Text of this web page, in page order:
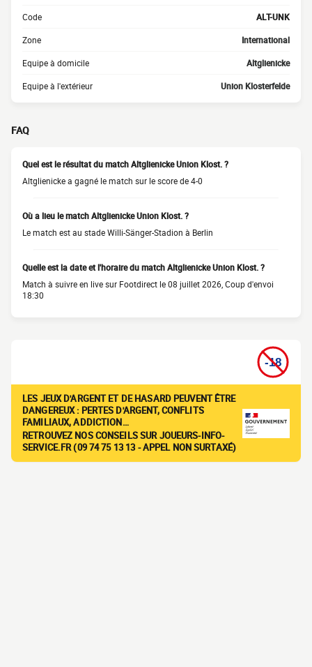
Code ALT-UNK
Zone International
Equipe à domicile Altglienicke
Equipe à l'extérieur Union Klosterfelde
FAQ
Quel est le résultat du match Altglienicke Union Klost. ?
Altglienicke a gagné le match sur le score de 4-0
Où a lieu le match Altglienicke Union Klost. ?
Le match est au stade Willi-Sänger-Stadion à Berlin
Quelle est la date et l'horaire du match Altglienicke Union Klost. ?
Match à suivre en live sur Footdirect le 08 juillet 2026, Coup d'envoi
18:30
LES JEUX D'ARGENT ET DE HASARD PEUVENT ÊTRE
DANGEREUX : PERTES D'ARGENT, CONFLITS
FAMILIAUX, ADDICTION…
RETROUVEZ NOS CONSEILS SUR JOUEURS-INFO-
SERVICE.FR (09 74 75 13 13 - APPEL NON SURTAXÉ)